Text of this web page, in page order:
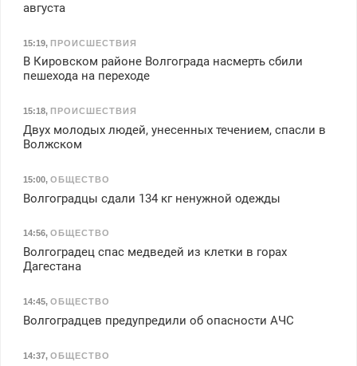
августа
15:19, ПРОИСШЕСТВИЯ
В Кировском районе Волгограда насмерть сбили
пешехода на переходе
15:18, ПРОИСШЕСТВИЯ
Двух молодых людей, унесенных течением, спасли в
Волжском
15:00, ОБЩЕСТВО
Волгоградцы сдали 134 кг ненужной одежды
14:56, ОБЩЕСТВО
Волгоградец спас медведей из клетки в горах
Дагестана
14:45, ОБЩЕСТВО
Волгоградцев предупредили об опасности АЧС
14:37, ОБЩЕСТВО